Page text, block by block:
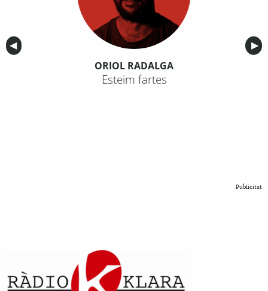
Anterior
◀︎ ▶︎
ORIOL RADALGA
Esteim fartes
Publicitat